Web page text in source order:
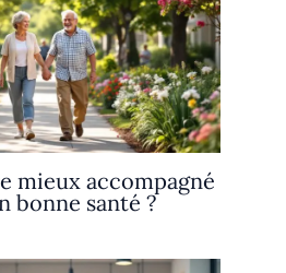
mieux accompagné
bonne santé ?